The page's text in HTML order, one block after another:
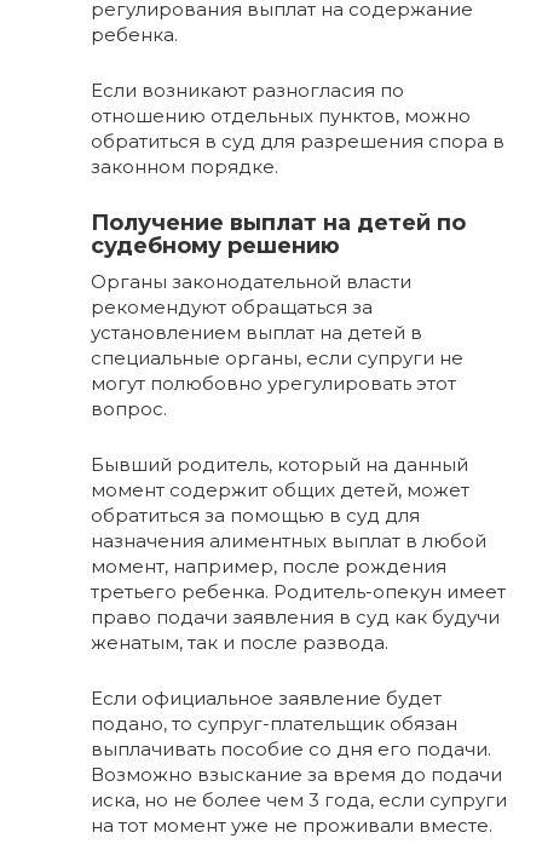
регулирования выплат на содержание
ребенка.
Если возникают разногласия по
отношению отдельных пунктов, можно
обратиться в суд для разрешения спора в
законном порядке.
Получение выплат на детей по
судебному решению
Органы законодательной власти
рекомендуют обращаться за
установлением выплат на детей в
специальные органы, если супруги не
могут полюбовно урегулировать этот
вопрос.
Бывший родитель, который на данный
момент содержит общих детей, может
обратиться за помощью в суд для
назначения алиментных выплат в любой
момент, например, после рождения
третьего ребенка. Родитель-опекун имеет
право подачи заявления в суд как будучи
женатым, так и после развода.
Если официальное заявление будет
подано, то супруг-плательщик обязан
выплачивать пособие со дня его подачи.
Возможно взыскание за время до подачи
иска, но не более чем 3 года, если супруги
на тот момент уже не проживали вместе.